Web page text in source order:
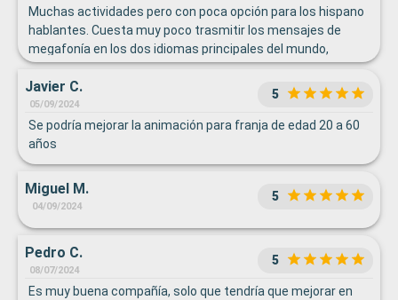
Muchas actividades pero con poca opción para los hispano
hablantes. Cuesta muy poco trasmitir los mensajes de
megafonía en los dos idiomas principales del mundo,
máxime cuando hay una gran cantidad de pasajeros
hispano hablantes en el viaje. El horario de los comedores
muy caótico y la cocina tampoco era Muy esmerada con
demasiada abundancia de platos asiáticos (sin duda por el
origen de los cocineros principales).
Javier C.
05/09/2024
5
Se podría mejorar la animación para franja de edad 20 a 60
años
Miguel M.
04/09/2024
5
Pedro C.
08/07/2024
5
Es muy buena compañía, solo que tendría que mejorar en